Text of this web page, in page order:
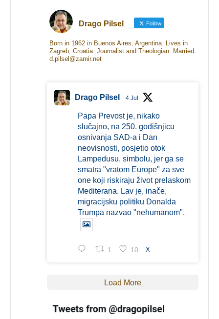
Drago Pilsel Follow
Born in 1962 in Buenos Aires, Argentina. Lives in
Zagreb, Croatia. Journalist and Theologian. Married.
d.pilsel@zamir.net
Drago Pilsel 4 Jul
Papa Prevost je, nikako
slučajno, na 250. godišnjicu
osnivanja SAD-a i Dan
neovisnosti, posjetio otok
Lampedusu, simbolu, jer ga se
smatra "vratom Europe" za sve
one koji riskiraju život prelaskom
Mediterana. Lav je, inače,
migracijsku politiku Donalda
Trumpa nazvao "nehumanom".
1 10 X
Load More